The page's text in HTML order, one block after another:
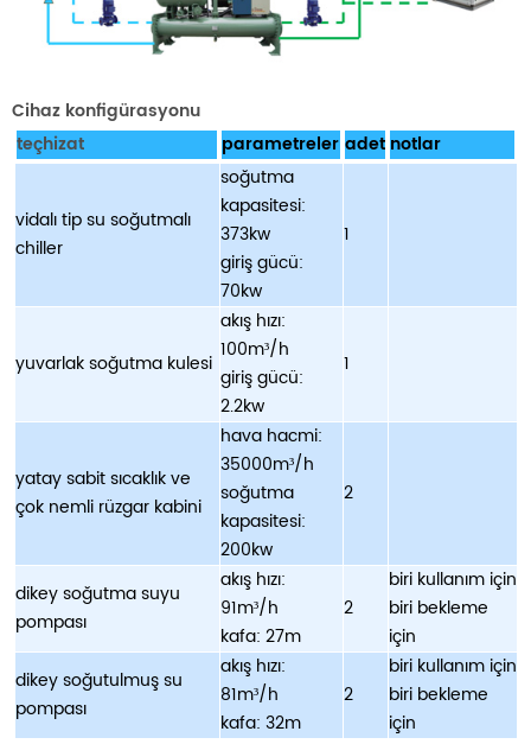
Cihaz konfigürasyonu
teçhizat
parametreler adet notlar
vidalı tip su soğutmalı
chiller
soğutma
kapasitesi:
373kw
giriş gücü:
70kw
1
yuvarlak soğutma kulesi
akış hızı:
100m³/h
giriş gücü:
2.2kw
1
yatay sabit sıcaklık ve
çok nemli rüzgar kabini
hava hacmi:
35000m³/h
soğutma
kapasitesi:
200kw
2
dikey soğutma suyu
pompası
akış hızı:
91m³/h
kafa: 27m
2
biri kullanım için
biri bekleme
için
dikey soğutulmuş su
pompası
akış hızı:
81m³/h
kafa: 32m
2
biri kullanım için
biri bekleme
için